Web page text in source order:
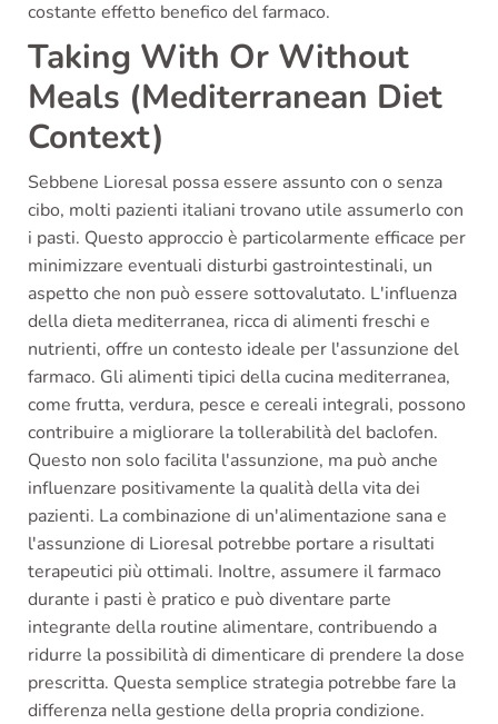
costante effetto benefico del farmaco.
Taking With Or Without
Meals (Mediterranean Diet
Context)
Sebbene Lioresal possa essere assunto con o senza
cibo, molti pazienti italiani trovano utile assumerlo con
i pasti. Questo approccio è particolarmente efficace per
minimizzare eventuali disturbi gastrointestinali, un
aspetto che non può essere sottovalutato. L'influenza
della dieta mediterranea, ricca di alimenti freschi e
nutrienti, offre un contesto ideale per l'assunzione del
farmaco. Gli alimenti tipici della cucina mediterranea,
come frutta, verdura, pesce e cereali integrali, possono
contribuire a migliorare la tollerabilità del baclofen.
Questo non solo facilita l'assunzione, ma può anche
influenzare positivamente la qualità della vita dei
pazienti. La combinazione di un'alimentazione sana e
l'assunzione di Lioresal potrebbe portare a risultati
terapeutici più ottimali. Inoltre, assumere il farmaco
durante i pasti è pratico e può diventare parte
integrante della routine alimentare, contribuendo a
ridurre la possibilità di dimenticare di prendere la dose
prescritta. Questa semplice strategia potrebbe fare la
differenza nella gestione della propria condizione.